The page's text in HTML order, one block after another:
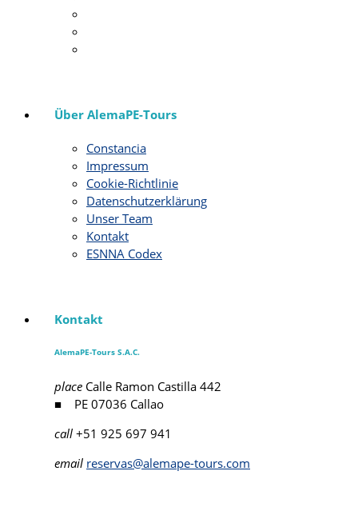
Über AlemaPE-Tours
Constancia
Impressum
Cookie-Richtlinie
Datenschutzerklärung
Unser Team
Kontakt
ESNNA Codex
Kontakt
AlemaPE-Tours S.A.C.
place Calle Ramon Castilla 442
■ PE 07036 Callao
call +51 925 697 941
email reservas@alemape-tours.com